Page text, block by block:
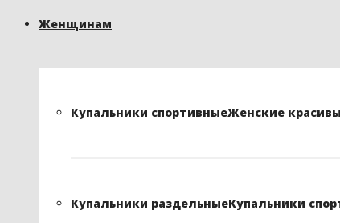
Женщинам
Купальники спортивныеЖенские
Купальники раздельныеКупальники